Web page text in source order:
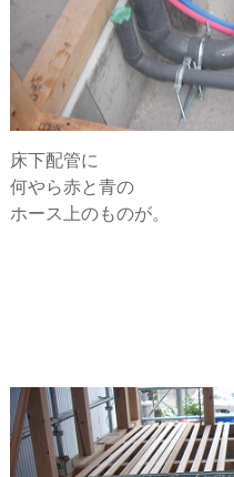
床下配管に
何やら赤と青の
ホース上のものが。